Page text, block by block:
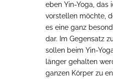
eben Yin-Yoga, das
vorstellen möchte,
es eine ganz
dar. Im Gegensatz
sollen beim Yin-
länger gehalten
ganzen Körper zu